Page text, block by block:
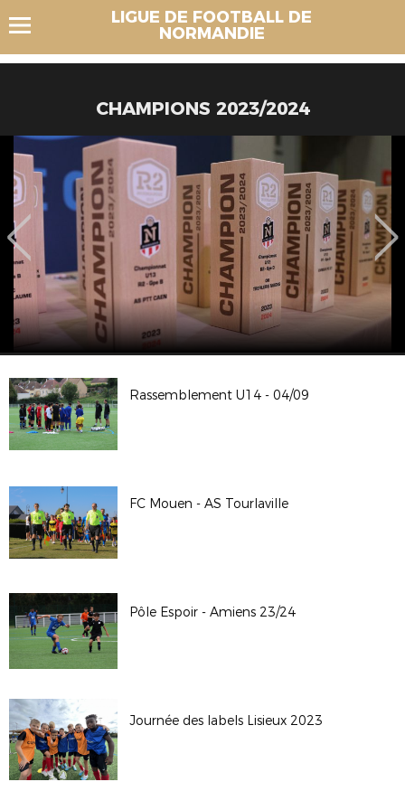
LIGUE DE FOOTBALL DE
NORMANDIE
CHAMPIONS 2023/2024
Rassemblement U14 - 04/09
FC Mouen - AS Tourlaville
Pôle Espoir - Amiens 23/24
Journée des labels Lisieux 2023